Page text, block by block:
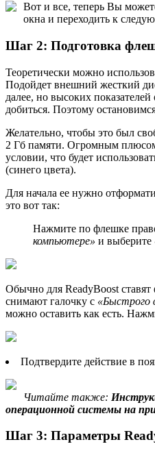
Вот и все, теперь Вы
окна и переходить к
Шаг 2: Подготовка
Теоретически можно
Подойдет внешний жесткий
далее, но высоких
добиться. Поэтому
Желательно, чтобы это был
2 Гб памяти. Огромным
условии, что будет
(синего цвета).
Для начала ее нужно
это вот так:
Нажмите по флешке
компьютере» и выберите
Обычно для ReadyBoost
снимают галочку с «Быстрого
можно оставить как есть.
Подтвердите действие в
Читайте также:
операционной системы на
Шаг 3: Параметры